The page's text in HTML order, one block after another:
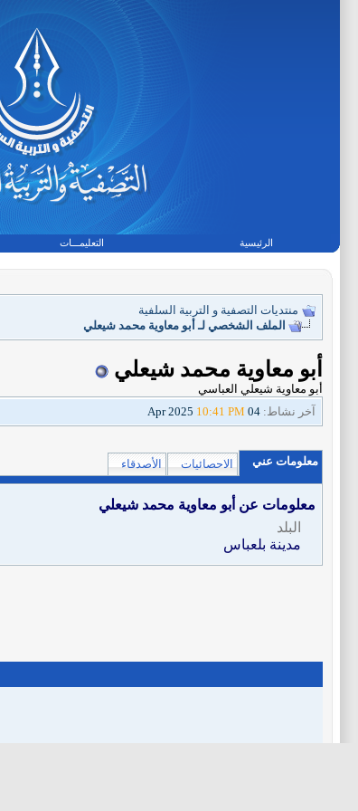
الرئيسية التعليمـــات
منتديات التصفية و التربية السلفية
الملف الشخصي لـ أبو معاوية محمد شيعلي
أبو معاوية محمد شيعلي
أبو معاوية شيعلي العباسي
آخر نشاط:
10:41 PM
معلومات عني الاحصائيات الأصدقاء
معلومات عن أبو معاوية محمد شيعلي
البلد
مدينة بلعباس